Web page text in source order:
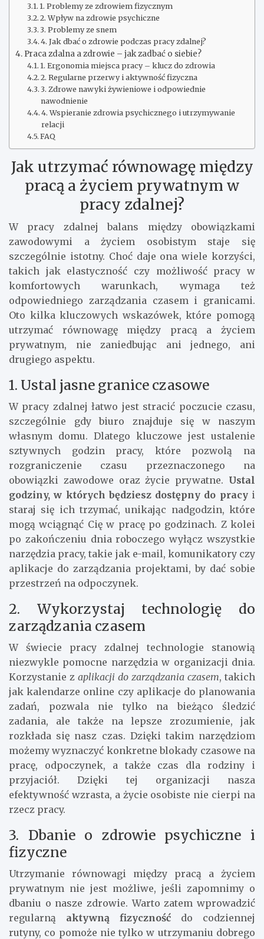
1. Problemy ze zdrowiem fizycznym
2. Wpływ na zdrowie psychiczne
3. Problemy ze snem
4. Jak dbać o zdrowie podczas pracy zdalnej?
Praca zdalna a zdrowie – jak zadbać o siebie?
1. Ergonomia miejsca pracy – klucz do zdrowia
2. Regularne przerwy i aktywność fizyczna
3. Zdrowe nawyki żywieniowe i odpowiednie
nawodnienie
4. Wspieranie zdrowia psychicznego i utrzymywanie
relacji
FAQ
Jak utrzymać równowagę między
pracą a życiem prywatnym w
pracy zdalnej?
W pracy zdalnej balans między obowiązkami
zawodowymi a życiem osobistym staje się
szczególnie istotny. Choć daje ona wiele korzyści,
takich jak elastyczność czy możliwość pracy w
komfortowych warunkach, wymaga też
odpowiedniego zarządzania czasem i granicami.
Oto kilka kluczowych wskazówek, które pomogą
utrzymać równowagę między pracą a życiem
prywatnym, nie zaniedbując ani jednego, ani
drugiego aspektu.
1. Ustal jasne granice czasowe
W pracy zdalnej łatwo jest stracić poczucie czasu,
szczególnie gdy biuro znajduje się w naszym
własnym domu. Dlatego kluczowe jest ustalenie
sztywnych godzin pracy, które pozwolą na
rozgraniczenie czasu przeznaczonego na
obowiązki zawodowe oraz życie prywatne. Ustal
godziny, w których będziesz dostępny do pracyi
staraj się ich trzymać, unikając nadgodzin, które
mogą wciągnąć Cię w pracę po godzinach. Z kolei
po zakończeniu dnia roboczego wyłącz wszystkie
narzędzia pracy, takie jak e-mail, komunikatory czy
aplikacje do zarządzania projektami, by dać sobie
przestrzeń na odpoczynek.
2. Wykorzystaj technologię do
zarządzania czasem
W świecie pracy zdalnej technologie stanowią
niezwykle pomocne narzędzia w organizacji dnia.
Korzystanie z aplikacji do zarządzania czasem, takich
jak kalendarze online czy aplikacje do planowania
zadań, pozwala nie tylko na bieżąco śledzić
zadania, ale także na lepsze zrozumienie, jak
rozkłada się nasz czas. Dzięki takim narzędziom
możemy wyznaczyć konkretne blokady czasowe na
pracę, odpoczynek, a także czas dla rodziny i
przyjaciół. Dzięki tej organizacji nasza
efektywność wzrasta, a życie osobiste nie cierpi na
rzecz pracy.
3. Dbanie o zdrowie psychiczne i
fizyczne
Utrzymanie równowagi między pracą a życiem
prywatnym nie jest możliwe, jeśli zapomnimy o
dbaniu o nasze zdrowie. Warto zatem wprowadzić
regularną aktywną fizyczność do codziennej
rutyny, co pomoże nie tylko w utrzymaniu dobrego